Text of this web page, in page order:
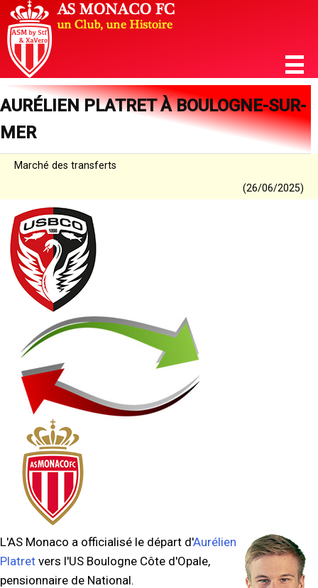
AURÉLIEN PLATRET À BOULOGNE-SUR-
MER
Marché des transferts
(26/06/2025)
L'AS Monaco a officialisé le départ d'Aurélien
Platret vers l'US Boulogne Côte d'Opale,
pensionnaire de National.